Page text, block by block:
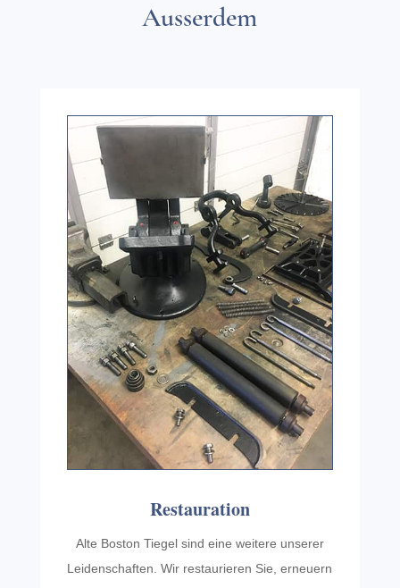
Ausser­dem
Restau­ra­tion
Alte Boston Tiegel sind eine weit­ere unserer
Leiden­schaften. Wir restau­ri­eren Sie, erneuern